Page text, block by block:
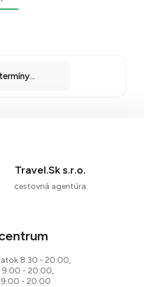
Travel.Sk s.r.o.
cestovná agentúra
8:30 - 20:00,
- 20:00,
9:00 - 20:00